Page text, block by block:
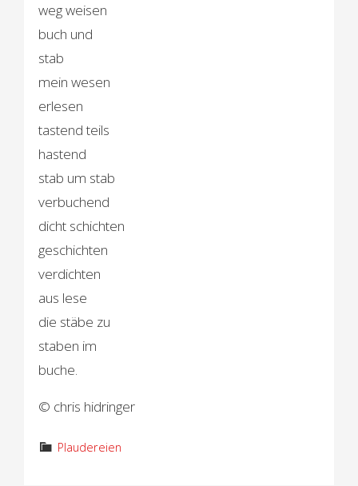
weg weisen
buch und
stab
mein wesen
erlesen
tastend teils
hastend
stab um stab
verbuchend
dicht schichten
geschichten
verdichten
aus lese
die stäbe zu
staben im
buche.
© chris hidringer
Plaudereien